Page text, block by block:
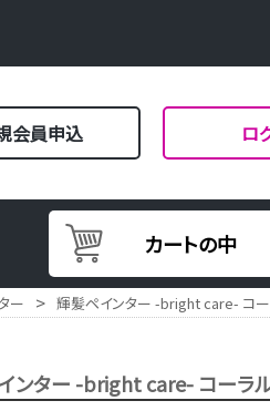
会員申込 ロ
カートの中
ー > 輝髪ペインター -bright care- コ
ンター -bright care- コーラ